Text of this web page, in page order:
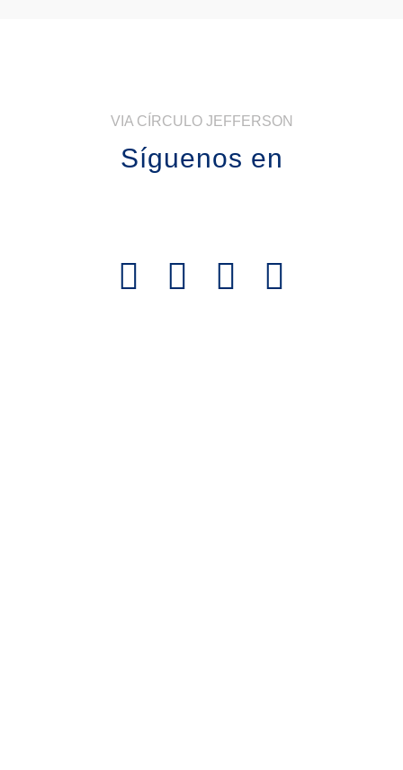
VIA CÍRCULO JEFFERSON
Síguenos en